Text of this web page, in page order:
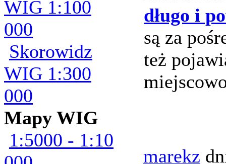
WIG 1:100
000
Skorowidz
WIG 1:300
000
Mapy WIG
1:5000 - 1:10
długo i
są za
też
marekz